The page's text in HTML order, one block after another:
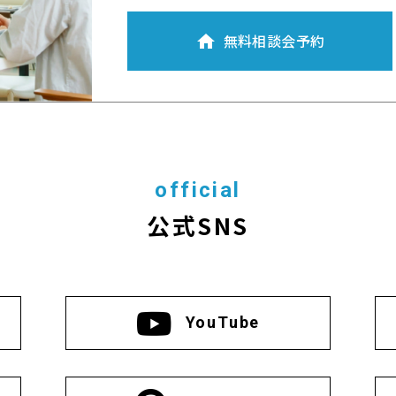
無料相談会予約
official
公式SNS
YouTube